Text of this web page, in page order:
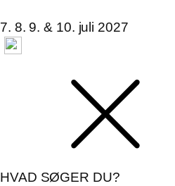
7. 8. 9. & 10. juli 2027
HVAD SØGER DU?